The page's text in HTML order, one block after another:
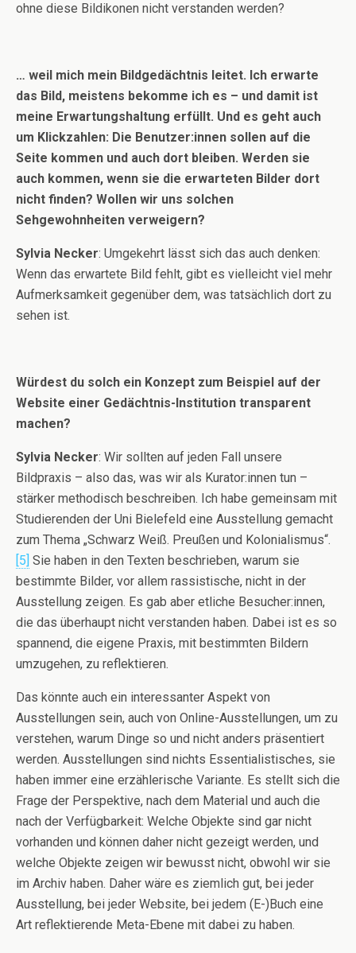
ohne diese Bildikonen nicht verstanden werden?
… weil mich mein Bildgedächtnis leitet. Ich erwarte
das Bild, meistens bekomme ich es – und damit ist
meine Erwartungshaltung erfüllt. Und es geht auch
um Klickzahlen: Die Benutzer:innen sollen auf die
Seite kommen und auch dort bleiben. Werden sie
auch kommen, wenn sie die erwarteten Bilder dort
nicht finden? Wollen wir uns solchen
Sehgewohnheiten verweigern?
Sylvia Necker: Umgekehrt lässt sich das auch denken:
Wenn das erwartete Bild fehlt, gibt es vielleicht viel mehr
Aufmerksamkeit gegenüber dem, was tatsächlich dort zu
sehen ist.
Würdest du solch ein Konzept zum Beispiel auf der
Website einer Gedächtnis-Institution transparent
machen?
Sylvia Necker: Wir sollten auf jeden Fall unsere
Bildpraxis – also das, was wir als Kurator:innen tun –
stärker methodisch beschreiben. Ich habe gemeinsam mit
Studierenden der Uni Bielefeld eine Ausstellung gemacht
zum Thema „Schwarz Weiß. Preußen und Kolonialismus“.
[5] Sie haben in den Texten beschrieben, warum sie
bestimmte Bilder, vor allem rassistische, nicht in der
Ausstellung zeigen. Es gab aber etliche Besucher:innen,
die das überhaupt nicht verstanden haben. Dabei ist es so
spannend, die eigene Praxis, mit bestimmten Bildern
umzugehen, zu reflektieren.
Das könnte auch ein interessanter Aspekt von
Ausstellungen sein, auch von Online-Ausstellungen, um zu
verstehen, warum Dinge so und nicht anders präsentiert
werden. Ausstellungen sind nichts Essentialistisches, sie
haben immer eine erzählerische Variante. Es stellt sich die
Frage der Perspektive, nach dem Material und auch die
nach der Verfügbarkeit: Welche Objekte sind gar nicht
vorhanden und können daher nicht gezeigt werden, und
welche Objekte zeigen wir bewusst nicht, obwohl wir sie
im Archiv haben. Daher wäre es ziemlich gut, bei jeder
Ausstellung, bei jeder Website, bei jedem (E-)Buch eine
Art reflektierende Meta-Ebene mit dabei zu haben.